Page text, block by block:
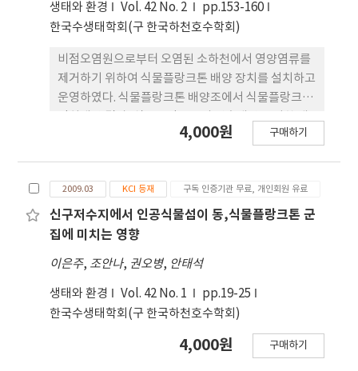
다른 세균 성장의 방해 때문으로 평가되며, 이러한 일
반적인 배양 방법의 한계점을 극복하기 위해서는 스
폰지의 서식처와 세균의 검출 방법에 대하여 보다 다
양한 심층적인 연구가 이루어져야 할 것으로 생각된
다.
생태와 환경 Vol. 42 No. 2
pp.153-160
한국수생태학회(구 한국하천호수학회)
비점오염원으로부터 오염된 소하천에서 영양염류를
제거하기 위하여 식물플랑크톤 배양 장치를 설치하고
운영하였다. 식물플랑크톤 배양조에서 식물플랑크톤
양조의 체류시간을 3일로 결정하였으며 TP는 70%,
53.1%가 식물플랑크톤에 의한 흡수와 슬러지로 제거
되었다. 식물플랑크톤이 성장하면서 배양조의 pH와
용존산소농도는 각각 평균 10.8, 16mg L-1이었다.
물플랑크톤의 사체와 화학반응으로 생성된 침전물로
제거되었다. 비교적 설치가 간단하고 경제성이 높은
식물플랑크톤 배양법의 높은 현장적용 가능성을 확인
4,000원 구매하기
2009.03 KCI 등재 구독 인증기관 무료, 개인회원 유료
신구저수지에서 인공식물섬이 동,식물플랑크톤 군
집에 미치는 영향
이은주, 조안나, 권오병, 안태석
생태와 환경 Vol. 42 No. 1
pp.19-25
한국수생태학회(구 한국하천호수학회)
4,000원 구매하기